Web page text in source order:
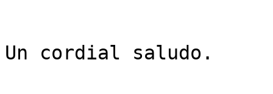
Un cordial saludo.